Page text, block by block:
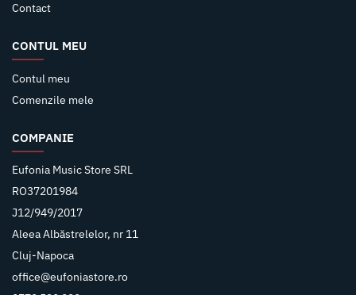
Contact
CONTUL MEU
Contul meu
Comenzile mele
COMPANIE
Eufonia Music Store SRL
RO37201984
J12/949/2017
Aleea Albăstrelelor, nr 11
Cluj-Napoca
office@eufoniastore.ro